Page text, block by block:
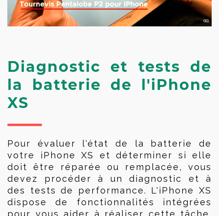
Diagnostic et tests de
la batterie de l'iPhone
XS
Pour évaluer l'état de la batterie de
votre iPhone XS et déterminer si elle
doit être réparée ou remplacée, vous
devez procéder à un diagnostic et à
des tests de performance. L'iPhone XS
dispose de fonctionnalités intégrées
pour vous aider à réaliser cette tâche.